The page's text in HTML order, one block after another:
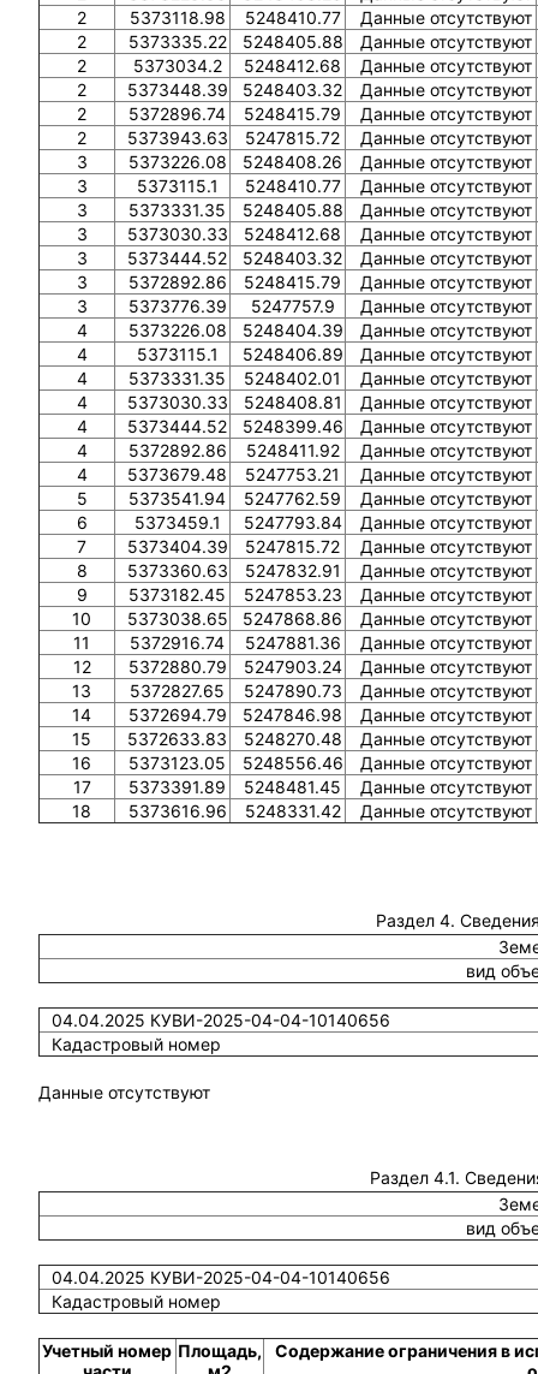
2
5373118.98 5248410.77
Данные отсутствуют
2
5373335.22 5248405.88
Данные отсутствуют
2
5373034.2 5248412.68
Данные отсутствуют
2
5373448.39 5248403.32
Данные отсутствуют
2
5372896.74 5248415.79
Данные отсутствуют
2
5373943.63 5247815.72
Данные отсутствуют
3
5373226.08 5248408.26
Данные отсутствуют
3
5373115.1 5248410.77
Данные отсутствуют
3
5373331.35 5248405.88
Данные отсутствуют
3
5373030.33 5248412.68
Данные отсутствуют
3
5373444.52 5248403.32
Данные отсутствуют
3
5372892.86 5248415.79
Данные отсутствуют
3
5373776.39 5247757.9
Данные отсутствуют
4
5373226.08 5248404.39
Данные отсутствуют
4
5373115.1 5248406.89
Данные отсутствуют
4
5373331.35 5248402.01
Данные отсутствуют
4
5373030.33 5248408.81
Данные отсутствуют
4
5373444.52 5248399.46
Данные отсутствуют
4
5372892.86 5248411.92
Данные отсутствуют
4
5373679.48 5247753.21
Данные отсутствуют
5
5373541.94 5247762.59
Данные отсутствуют
6
5373459.1 5247793.84
Данные отсутствуют
7
5373404.39 5247815.72
Данные отсутствуют
8
5373360.63 5247832.91
Данные отсутствуют
9
5373182.45 5247853.23
Данные отсутствуют
10
5373038.65 5247868.86
Данные отсутствуют
11
5372916.74 5247881.36
Данные отсутствуют
12
5372880.79 5247903.24
Данные отсутствуют
13
5372827.65 5247890.73
Данные отсутствуют
14
5372694.79 5247846.98
Данные отсутствуют
15
5372633.83 5248270.48
Данные отсутствуют
16
5373123.05 5248556.46
Данные отсутствуют
17
5373391.89 5248481.45
Данные отсутствуют
18
5373616.96 5248331.42 Данные отсутствуют
Раздел 4.
вид
04.04.2025 КУВИ-2025-04-04-10140656
Кадастровый номер
Данные отсутствуют
Раздел 4.1.
вид
04.04.2025 КУВИ-2025-04-04-10140656
Кадастровый номер
Учетный номер Площадь,
Содержание ограничения в